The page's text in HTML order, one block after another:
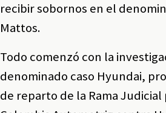
recibir sobornos en el
Mattos.
Todo comenzó con la
denominado caso Hyundai,
de reparto de la Rama